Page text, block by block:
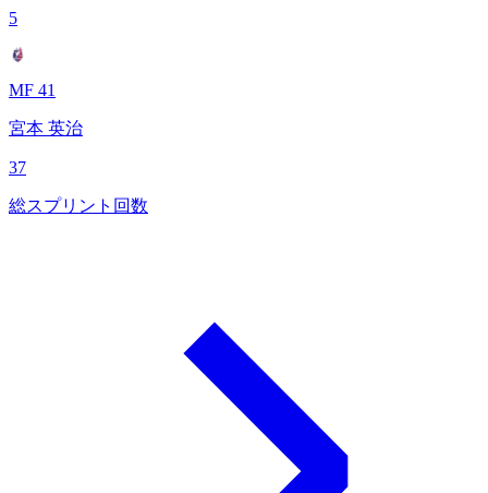
5
MF 41
宮本 英治
37
総スプリント回数